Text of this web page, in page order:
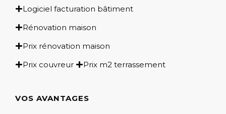
Logiciel facturation bâtiment
Rénovation maison
Prix rénovation maison
Prix couvreur
Prix m2 terrassement
VOS AVANTAGES